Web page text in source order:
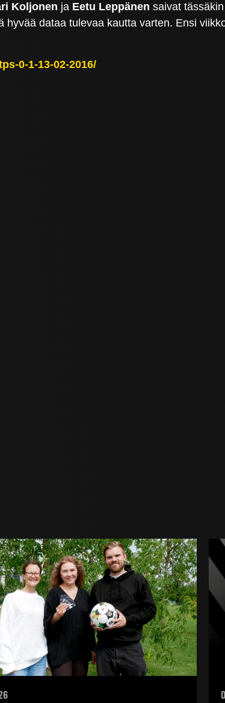
Koljonen ja Eetu Leppänensaivat
dataa tulevaa kautta varten. Ensi
0-1-13-02-2016/